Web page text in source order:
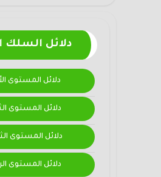
دلائل السلك
دلائل المستوى
دلائل المستوى
دلائل المستوى
دلائل المستوى